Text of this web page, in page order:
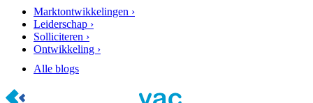
Marktontwikkelingen ›
Leiderschap ›
Solliciteren ›
Ontwikkeling ›
Alle blogs